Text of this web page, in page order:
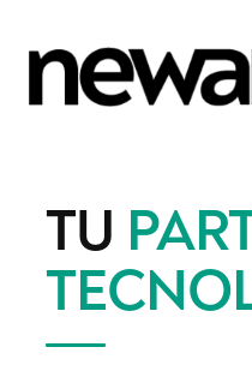
contenido
TU